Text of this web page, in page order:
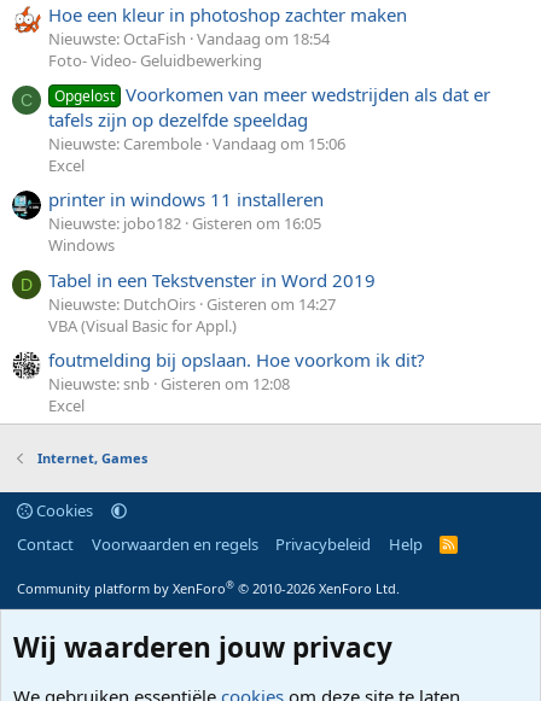
Hoe een kleur in photoshop zachter maken
Nieuwste: OctaFish Vandaag om 18:54
Foto- Video- Geluidbewerking
C Opgelost Voorkomen van meer wedstrijden als dat er
tafels zijn op dezelfde speeldag
Nieuwste: Carembole Vandaag om 15:06
Excel
printer in windows 11 installeren
Nieuwste: jobo182 Gisteren om 16:05
Windows
D Tabel in een Tekstvenster in Word 2019
Nieuwste: DutchOirs Gisteren om 14:27
VBA (Visual Basic for Appl.)
foutmelding bij opslaan. Hoe voorkom ik dit?
Nieuwste: snb Gisteren om 12:08
Excel
Internet, Games
Cookies
Contact
Voorwaarden en regels Privacybeleid Help
R
Community platform by XenForo® © 2010-2026 XenForo Ltd.
Wij waarderen jouw privacy
We gebruiken essentiële cookies om deze site te laten